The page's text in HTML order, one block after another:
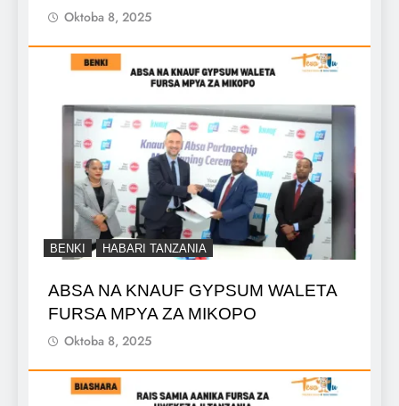
Oktoba 8, 2025
BENKI HABARI TANZANIA
ABSA NA KNAUF GYPSUM WALETA
FURSA MPYA ZA MIKOPO
Oktoba 8, 2025